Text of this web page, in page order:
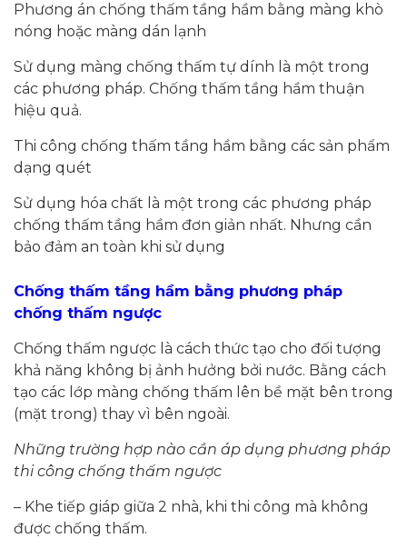
Phương án chống thấm tầng hầm bằng màng khò
nóng hoặc màng dán lạnh
Sử dụng màng chống thấm tự dính là một trong
các phương pháp. Chống thấm tầng hầm thuận
hiệu quả.
Thi công chống thấm tầng hầm bằng các sản phẩm
dạng quét
Sử dụng hóa chất là một trong các phương pháp
chống thấm tầng hầm đơn giản nhất. Nhưng cần
bảo đảm an toàn khi sử dụng
Chống thấm tầng hầm bằng phương pháp
chống thấm ngược
Chống thấm ngược là cách thức tạo cho đối tượng
khả năng không bị ảnh hưởng bởi nước. Bằng cách
tạo các lớp màng chống thấm lên bề mặt bên trong
(mặt trong) thay vì bên ngoài.
Những trường hợp nào cần áp dụng phương pháp
thi công chống thấm ngược
– Khe tiếp giáp giữa 2 nhà, khi thi công mà không
được chống thấm.